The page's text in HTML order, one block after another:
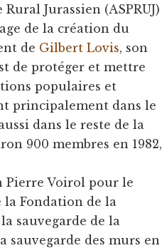
Jurassien (ASPRUJ)
de la création du
de Gilbert Lovis, son
de protéger et mettre
populaires et
principalement dans le
dans le reste de la
900 membres en 1982,
Pierre Voirol pour le
la Fondation de la
sauvegarde de la
sauvegarde des murs en